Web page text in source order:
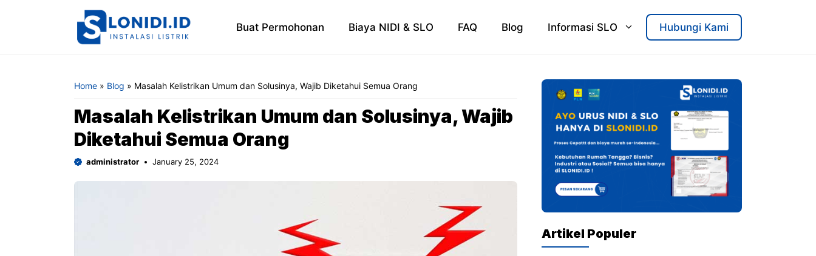
Buat Permohonan Biaya NIDI & SLO FAQ Blog Informasi SLO Hubungi Kami
Home » Blog » Masalah Kelistrikan Umum dan Solusinya, Wajib Diketahui Semua Orang
Masalah Kelistrikan Umum dan Solusinya, Wajib
Diketahui Semua Orang
administrator January 25, 2024
Artikel Populer